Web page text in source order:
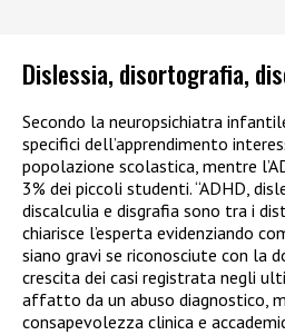
Dislessia, disortografia,
Secondo la neuropsichiatra
specifici dell’apprendimento
popolazione scolastica, mentre
3% dei piccoli studenti. “ADHD,
discalculia e disgrafia sono tra i
chiarisce l’esperta evidenziando
siano gravi se riconosciute con la
crescita dei casi registrata negli
affatto da un abuso diagnostico,
consapevolezza clinica e